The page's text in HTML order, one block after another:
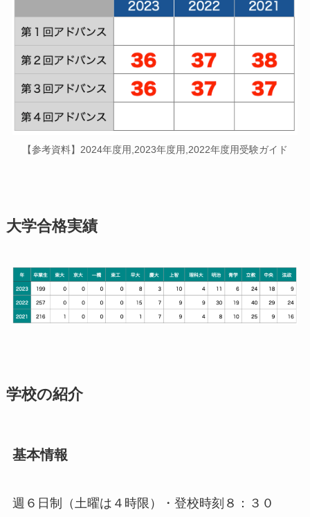
【参考資料】2024年度用,2023年度用,2022年度用受験ガイド
大学合格実績
学校の紹介
基本情報
週６日制（土曜は４時限）・登校時刻８：３０